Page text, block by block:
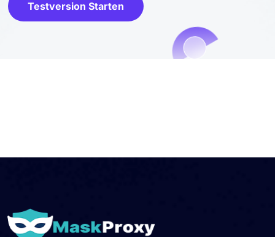
Testversion Starten